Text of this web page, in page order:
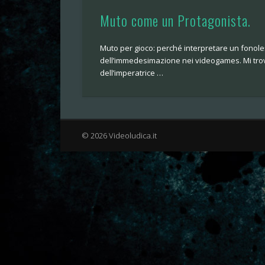
Muto come un Protagonista.
Muto per gioco: perché interpretare un
dell’immedesimazione nei videogames. Mi
dell’imperatrice …
© 2026 Videoludica.it